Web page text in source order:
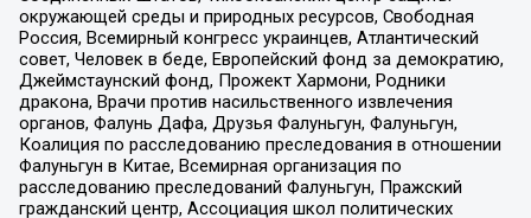
окружающей среды и природных ресурсов, Свободная
Россия, Всемирный конгресс украинцев, Атлантический
совет, Человек в беде, Европейский фонд за демократию,
Джеймстаунский фонд, Прожект Хармони, Родники
дракона, Врачи против насильственного извлечения
органов, Фалунь Дафа, Друзья Фалуньгун, Фалуньгун,
Коалиция по расследованию преследования в отношении
Фалуньгун в Китае, Всемирная организация по
расследованию преследований Фалуньгун, Пражский
гражданский центр, Ассоциация школ политических